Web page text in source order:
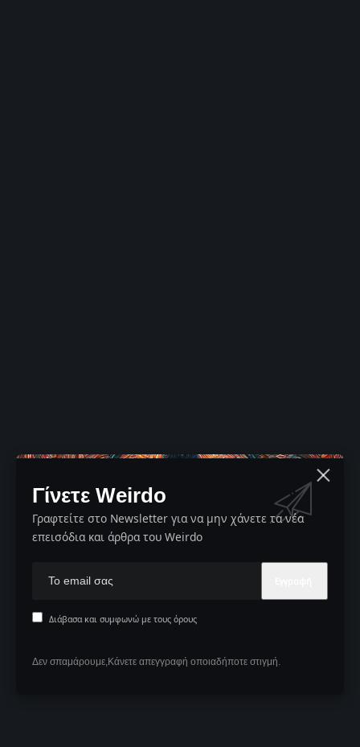
Γίνετε Weirdo
Γραφτείτε στο Newsletter για να μην χάνετε τα νέα
επεισόδια και άρθρα του Weirdo
Διάβασα και συμφωνώ με τους όρους
Δεν σπαμάρουμε,Κάνετε απεγγραφή οποιαδήποτε στιγμή.